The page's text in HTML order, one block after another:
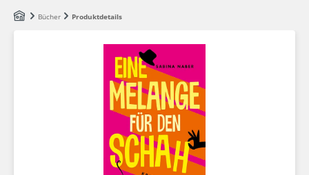
Zum Hauptinhalt springen
Bücher Produktdetails